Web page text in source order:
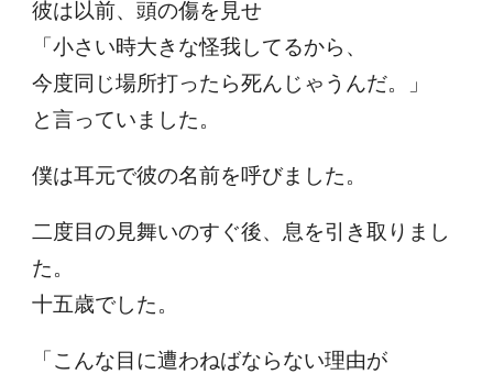
彼は以前、頭の傷を見せ
「小さい時大きな怪我してるから、
今度同じ場所打ったら死んじゃうんだ。」
と言っていました。
僕は耳元で彼の名前を呼びました。
二度目の見舞いのすぐ後、息を引き取りまし
た。
十五歳でした。
「こんな目に遭わねばならない理由が